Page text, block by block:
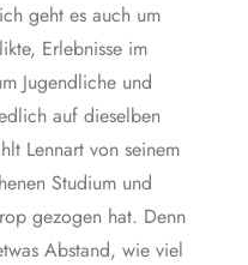
geht es auch um
Erlebnisse im
Jugendliche und
auf dieselben
Lennart von seinem
Studium und
gezogen hat. Denn
Abstand, wie viel